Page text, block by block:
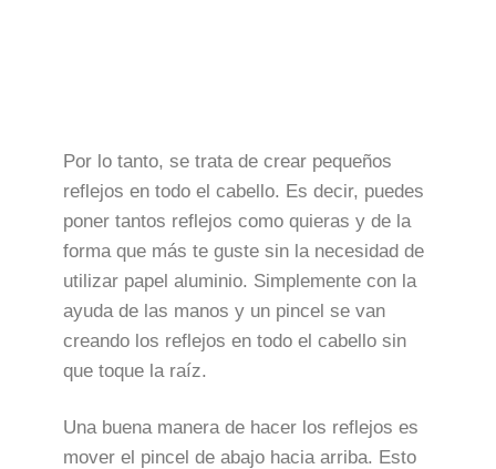
Por lo tanto, se trata de crear pequeños
reflejos en todo el cabello. Es decir, puedes
poner tantos reflejos como quieras y de la
forma que más te guste sin la necesidad de
utilizar papel aluminio. Simplemente con la
ayuda de las manos y un pincel se van
creando los reflejos en todo el cabello sin
que toque la raíz.
Una buena manera de hacer los reflejos es
mover el pincel de abajo hacia arriba. Esto